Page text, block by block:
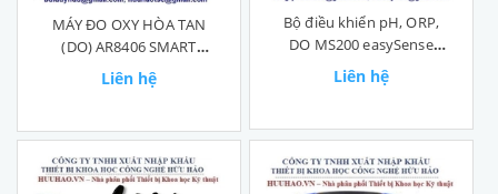
MÁY ĐO OXY HÒA TAN
(DO) AR8406 SMART
SENSOR
Liên hệ
Bộ điều khiển pH, ORP,
DO MS200 easySense
Online
Liên hệ